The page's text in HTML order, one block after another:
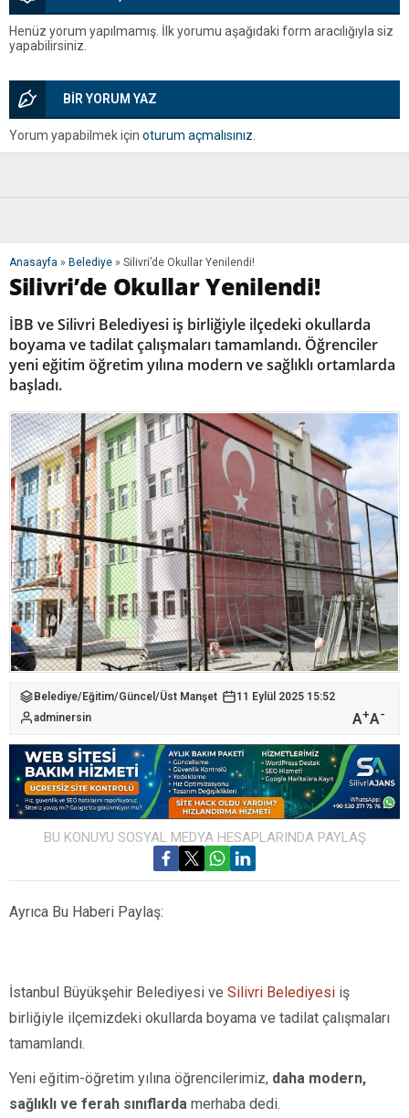
Henüz yorum yapılmamış. İlk yorumu aşağıdaki form aracılığıyla siz
yapabilirsiniz.
BİR YORUM YAZ
Yorum yapabilmek için oturum açmalısınız
Anasayfa » Belediye » Silivri’de Okullar Yenilendi!
Silivri’de Okullar Yenilendi!
İBB ve Silivri Belediyesi iş birliğiyle ilçedeki okullarda
boyama ve tadilat çalışmaları tamamlandı. Öğrenciler
yeni eğitim öğretim yılına modern ve sağlıklı ortamlarda
başladı.
Belediye/Eğitim/Güncel /Üst Manşet
11 Eylül 2025 15:52
adminersin
A+A-
BU KONUYU SOSYAL MEDYA HESAPLARINDA PAYLAŞ
Ayrıca Bu Haberi Paylaş:
İstanbul Büyükşehir Belediyesi ve Silivri Belediyesi iş
birliğiyle ilçemizdeki okullarda boyama ve tadilat çalışmaları
tamamlandı.
Yeni eğitim-öğretim yılına öğrencilerimiz, daha modern,
sağlıklı ve ferah sınıflarda merhaba dedi.